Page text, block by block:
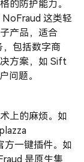
的防护能力。
这类轻
产品，适合
包括数字商
方案，如 Sift
问题。
上的麻烦。如
一键插件。如
是原生集